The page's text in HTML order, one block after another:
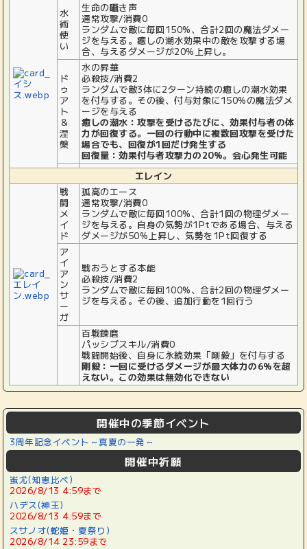
開催中の季節イベント
3周年記念イベント～真夏の一発～
開催中祈願
蚩尤(知恵比べ)
2026/8/13 4:59まで
ハデス(神王)
2026/8/13 4:59まで
スサノオ(蛇姫・夏祭り)
2026/8/14 23:59まで
水
術
使
い
生命の囁き声
通常攻撃/消費0
ランダムで敵に毎回150%、合計2回の魔法ダメー
ジを与える。癒しの潮水効果中の敵を攻撃する場
合、与えるダメージが20%上昇し。
ド
ゥ
ア
ト
＆
涅
槃
水の昇華
必殺技/消費2
ランダムで敵3体に2ターン持続の癒しの潮水効果
を付与する。その後、付与対象に150%の魔法ダメ
ージを与える
癒しの潮水：攻撃を受けるたびに、効果付与者の体
力が回復する。一回の行動中に複数回攻撃を受けた
場合でも、回復が1回だけ発生する
回復量：効果付与者攻撃力の20%。会心発生可能
エレイン
戦
闘
メ
イ
ド
孤高のエース
通常攻撃/消費0
ランダムで敵に毎回100%、合計1回の物理ダメー
ジを与える。自身の気勢が1Ptである場合、与える
ダメージが50%上昇し、気勢を1Pt回復する
ア
イ
ア
ン
サ
ー
ガ
戦おうとする本能
必殺技/消費2
ランダムで敵に毎回100%、合計2回の物理ダメー
ジを与える。その後、追加行動を1回行う
百戦錬磨
パッシブスキル/消費0
戦闘開始後、自身に永続効果「剛毅」を付与する
剛毅：一回に受けるダメージが最大体力の6%を超
えない。この効果は無効化できない